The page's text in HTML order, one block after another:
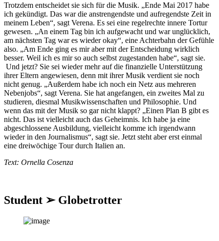
Trotzdem entscheidet sie sich für die Musik. „Ende Mai 2017 habe
ich gekündigt. Das war die anstrengendste und aufregendste Zeit in
meinem Leben“, sagt Verena. Es sei eine regelrechte innere Tortur
gewesen. „An einem Tag bin ich aufgewacht und war unglücklich,
am nächsten Tag war es wieder okay“, eine Achterbahn der Gefühle
also. „Am Ende ging es mir aber mit der Entscheidung wirklich
besser. Weil ich es mir so auch selbst zugestanden habe“, sagt sie.
Und jetzt? Sie sei wieder mehr auf die finanzielle Unterstützung
ihrer Eltern angewiesen, denn mit ihrer Musik verdient sie noch
nicht genug. „Außerdem habe ich noch ein Netz aus mehreren
Nebenjobs“, sagt Verena. Sie hat angefangen, ein zweites Mal zu
studieren, diesmal Musikwissenschaften und Philosophie. Und
wenn das mit der Musik so gar nicht klappt? „Einen Plan B gibt es
nicht. Das ist vielleicht auch das Geheimnis. Ich habe ja eine
abgeschlossene Ausbildung, vielleicht komme ich irgendwann
wieder in den Journalismus“, sagt sie. Jetzt steht aber erst einmal
eine dreiwöchige Tour durch Italien an.
Text: Ornella Cosenza
Student ➢ Globetrotter